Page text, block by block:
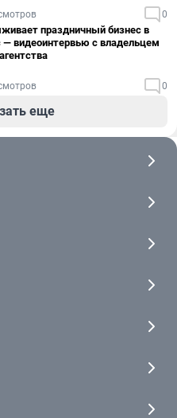
0
праздничный бизнес в
— видеоинтервью с владельцем
0
еще